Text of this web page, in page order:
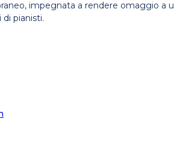
impegnata a rendere omaggio a
pianisti.